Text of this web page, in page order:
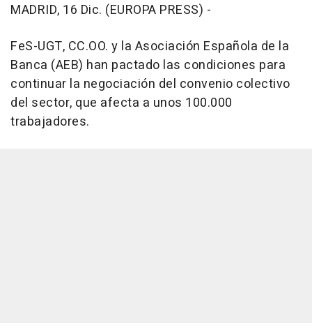
MADRID, 16 Dic. (EUROPA PRESS) -
FeS-UGT, CC.OO. y la Asociación Española de la
Banca (AEB) han pactado las condiciones para
continuar la negociación del convenio colectivo
del sector, que afecta a unos 100.000
trabajadores.